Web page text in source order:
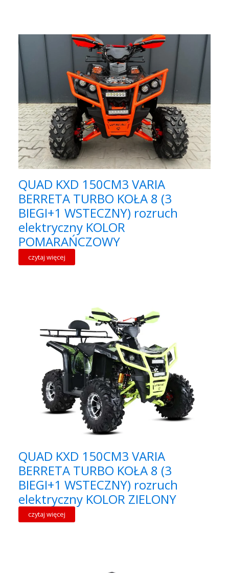
QUAD KXD 150CM3 VARIA
BERRETA TURBO KOŁA 8 (3
BIEGI+1 WSTECZNY) rozruch
elektryczny KOLOR
POMARAŃCZOWY
czytaj więcej
QUAD KXD 150CM3 VARIA
BERRETA TURBO KOŁA 8 (3
BIEGI+1 WSTECZNY) rozruch
elektryczny KOLOR ZIELONY
czytaj więcej